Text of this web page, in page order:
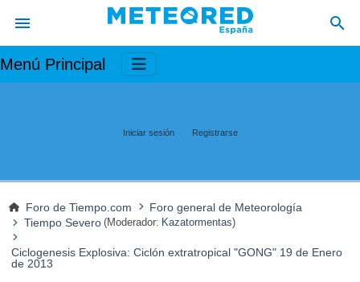
Menú Principal
Iniciar sesión Registrarse
Foro de Tiempo.com
Foro general de Meteorología
Tiempo Severo (Moderador: Kazatormentas)
Ciclogenesis Explosiva: Ciclón extratropical "GONG" 19 de Enero
de 2013